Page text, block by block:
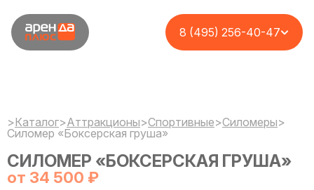
8 (495) 256-40-47
>Каталог>Аттракционы>Спортивные>Силомеры>
Силомер «Боксерская груша»
СИЛОМЕР «БОКСЕРСКАЯ ГРУША»
от 34 500 ₽